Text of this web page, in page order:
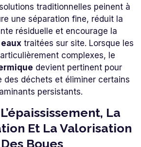
traditionnelles peinent à
une séparation fine, réduit la
résiduelle et encourage la
traitées sur site. Lorsque les
complexes, le
devient pertinent pour
des déchets et éliminer certains
persistants.
La
Et La Valorisation
Des Boues